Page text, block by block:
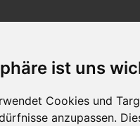
ist uns
Cookies und
anzupassen.